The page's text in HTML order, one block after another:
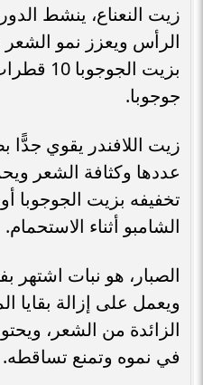
زيت النعناع، ينشط
الرأس ويعزز نمو
بزيت
جوجوبا.
زيت اللافندر يقوي جدًّا
عددها وكثافة الشعر
تخفيفه بزيت الجوجوبا
الشامبو أثناء الاستحمام.
الصبار، هو نبات اشتهر
ويعمل على إزالة بقايا
الزائدة من الشعر،
في نموه وتمنع تساقطه.